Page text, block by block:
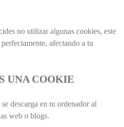
no utilizar algunas cookies, este
afectando a tu
UNA COOKIE
descarga en tu ordenador al
web o blogs.